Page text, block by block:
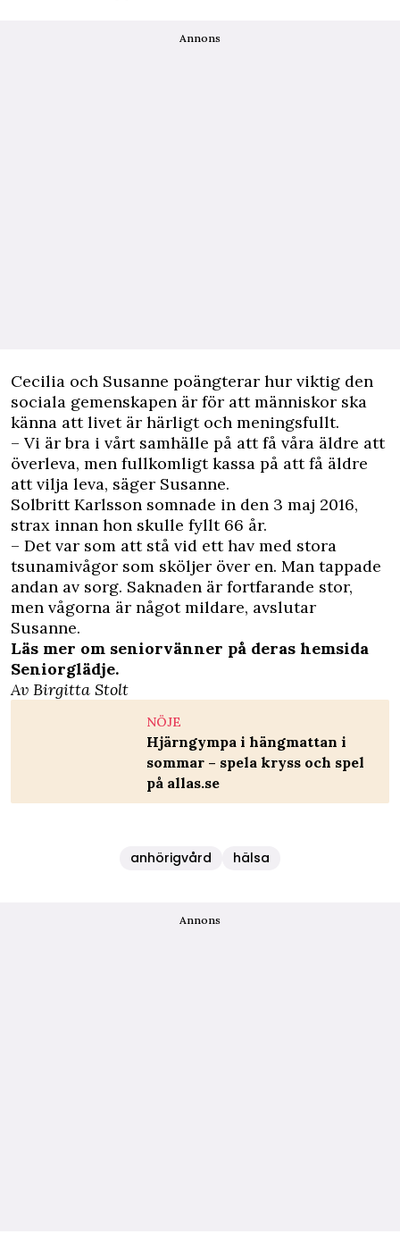
Annons
Cecilia och Susanne poängterar hur viktig den
sociala gemenskapen är för att människor ska
känna att livet är härligt och meningsfullt.
– Vi är bra i vårt samhälle på att få våra äldre att
överleva, men fullkomligt kassa på att få äldre
att vilja leva, säger Susanne.
Solbritt Karlsson somnade in den 3 maj 2016,
strax innan hon skulle fyllt 66 år.
– Det var som att stå vid ett hav med stora
tsunamivågor som sköljer över en. Man tappade
andan av sorg. Saknaden är fortfarande stor,
men vågorna är något mildare, avslutar
Susanne.
Läs mer om seniorvänner på deras hemsida
Seniorglädje.
Av Birgitta Stolt
NÖJE
Hjärngympa i hängmattan i
sommar – spela kryss och spel
på allas.se
anhörigvård hälsa
Annons